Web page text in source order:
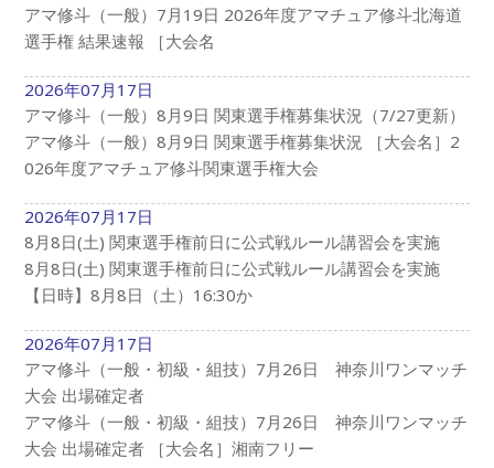
アマ修斗（一般）7月19日 2026年度アマチュア修斗北海道
選手権 結果速報 ［大会名
2026年07月17日
アマ修斗（一般）8月9日 関東選手権募集状況（7/27更新）
アマ修斗（一般）8月9日 関東選手権募集状況 ［大会名］2
026年度アマチュア修斗関東選手権大会
2026年07月17日
8月8日(土) 関東選手権前日に公式戦ルール講習会を実施
8月8日(土) 関東選手権前日に公式戦ルール講習会を実施
【日時】8月8日（土）16:30か
2026年07月17日
アマ修斗（一般・初級・組技）7月26日 神奈川ワンマッチ
大会 出場確定者
アマ修斗（一般・初級・組技）7月26日 神奈川ワンマッチ
大会 出場確定者 ［大会名］湘南フリー